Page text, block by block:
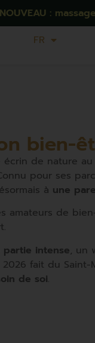
NOUVEAU :
FR
EN
bien-
écrin de nature
pour ses
à une
amateurs de
partie intense, un
fait du Saint-
de soi.